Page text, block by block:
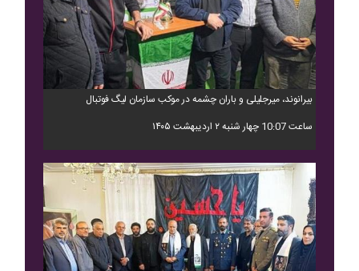
بیرانوند، میرجلیلی و باران چشمه در موکب سازمان لیگ فوتبال
ساعت 10:07 چهار شنبه ۲ اردیبهشت ۱۴۰۵